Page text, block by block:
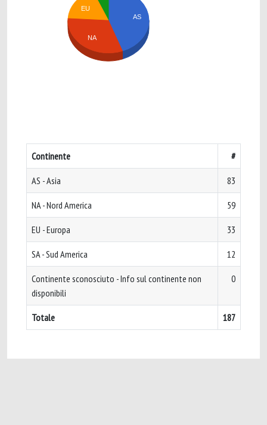
AS
EU
NA
Continente #
AS - Asia 83
NA - Nord America 59
EU - Europa 33
SA - Sud America 12
Continente sconosciuto - Info sul continente non
disponibili
0
Totale 187